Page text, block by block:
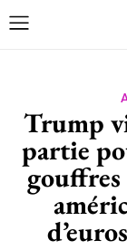
Trump
partie